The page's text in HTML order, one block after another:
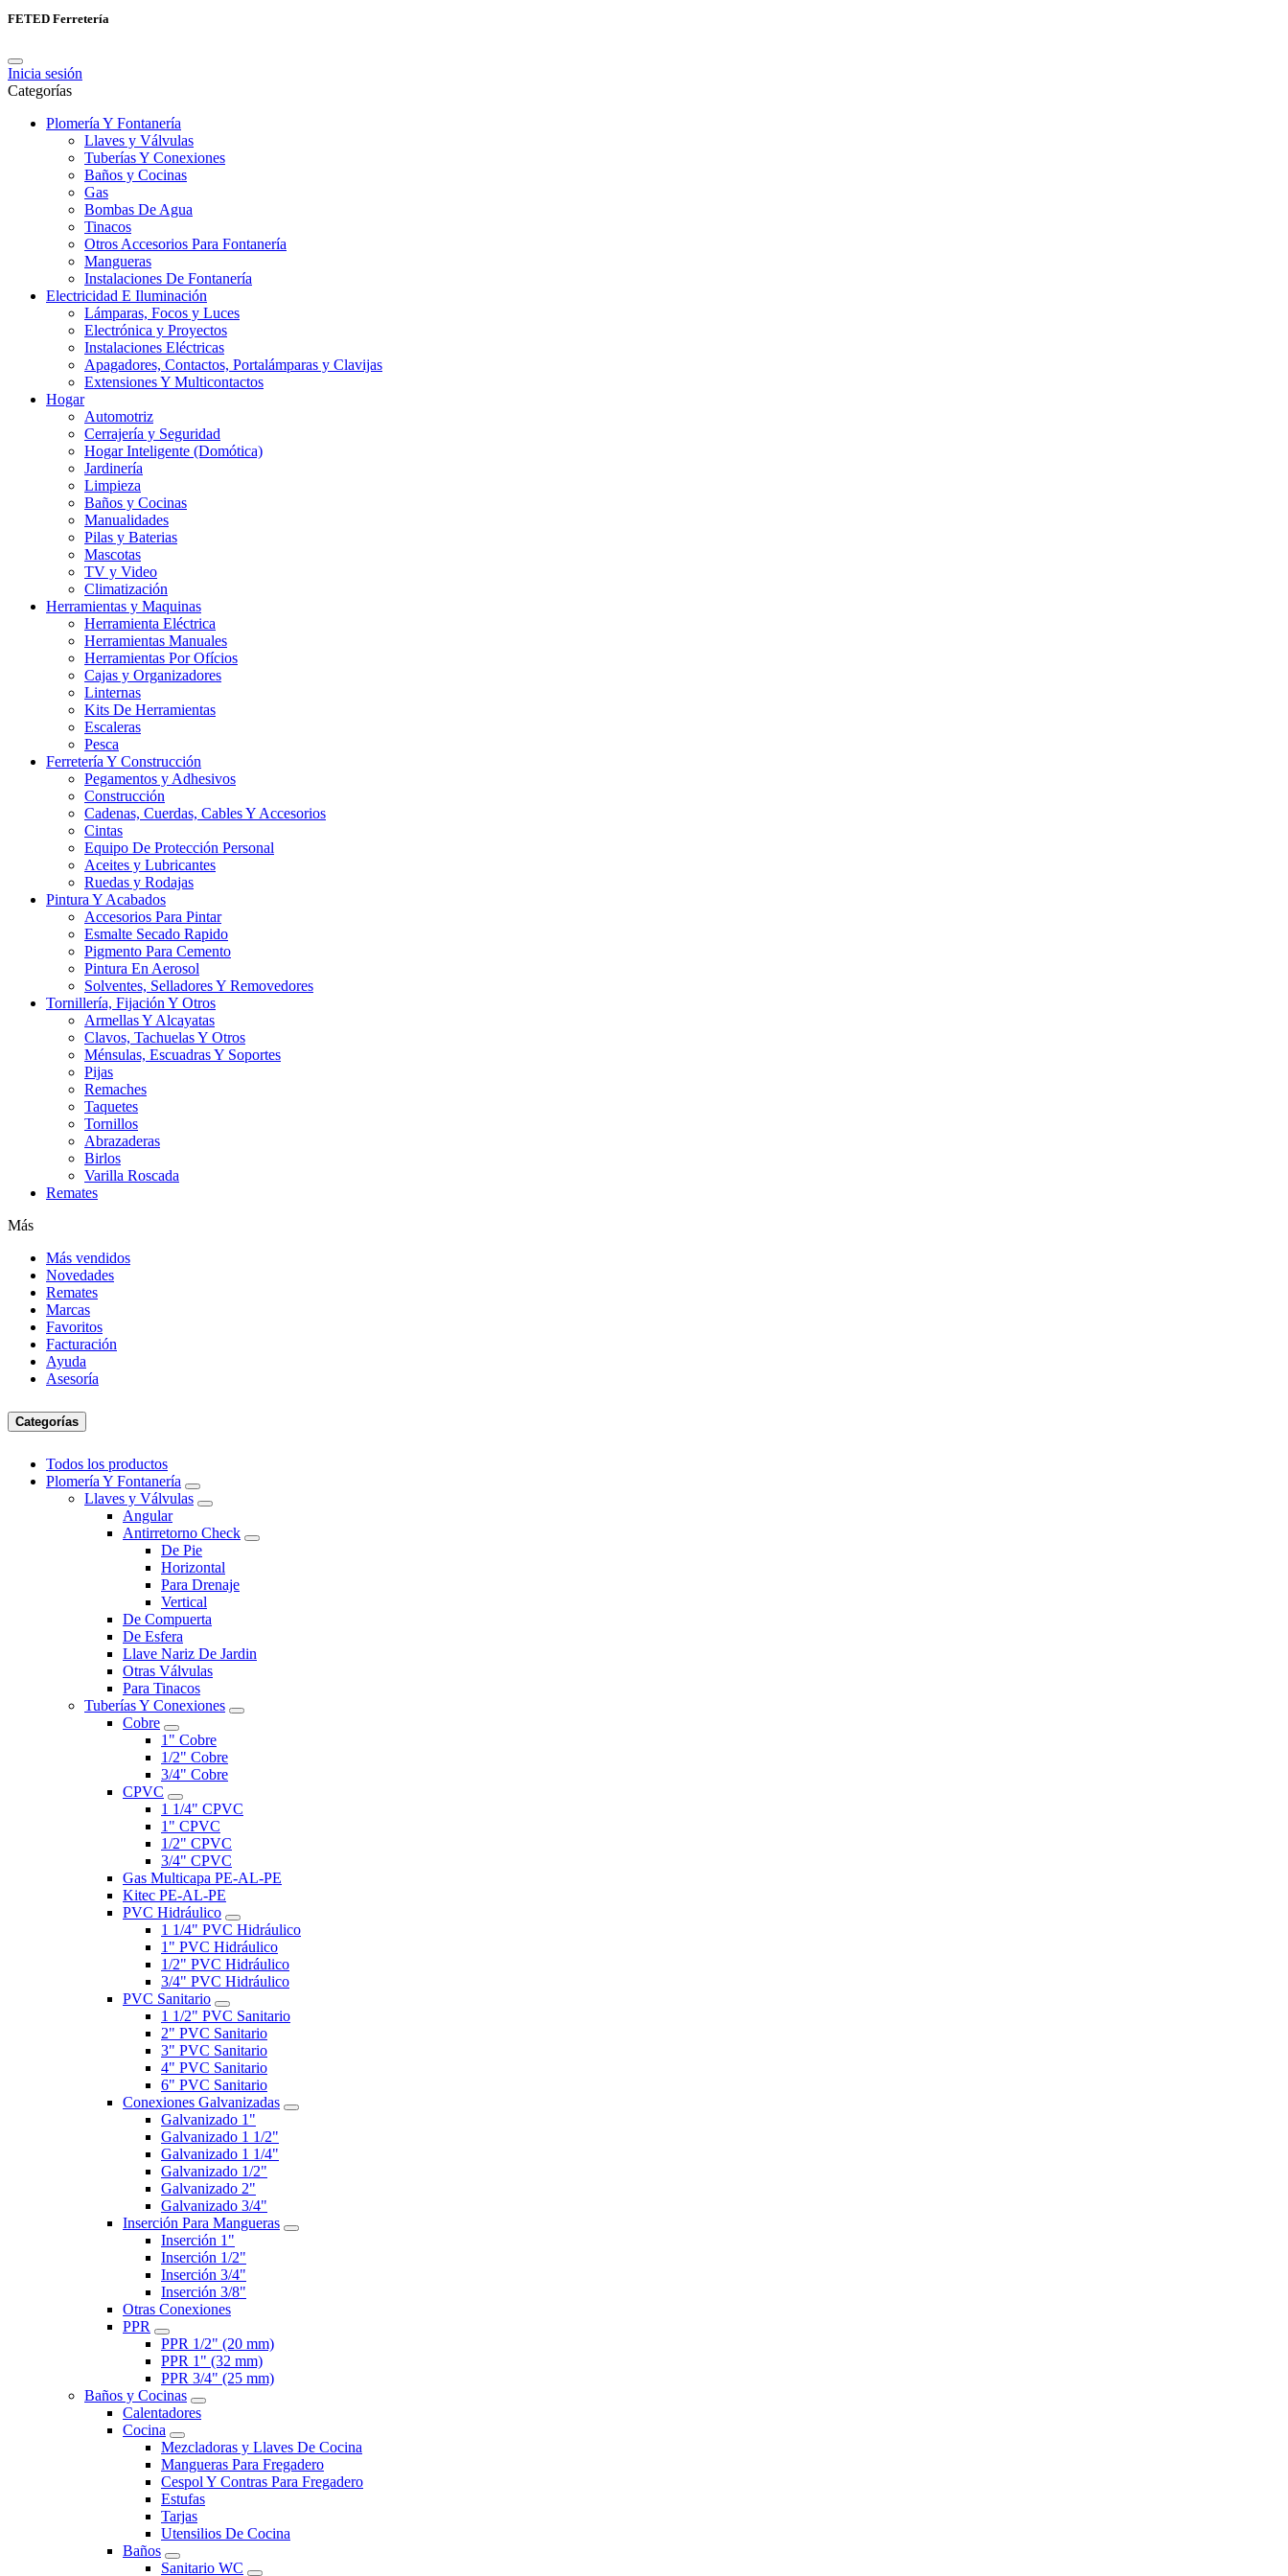
FETED Ferretería
Inicia sesión
Categorías
Plomería Y Fontanería
Llaves y Válvulas
Tuberías Y Conexiones
Baños y Cocinas
Gas
Bombas De Agua
Tinacos
Otros Accesorios Para Fontanería
Mangueras
Instalaciones De Fontanería
Electricidad E Iluminación
Lámparas, Focos y Luces
Electrónica y Proyectos
Instalaciones Eléctricas
Apagadores, Contactos, Portalámparas y Clavijas
Extensiones Y Multicontactos
Hogar
Automotriz
Cerrajería y Seguridad
Hogar Inteligente (Domótica)
Jardinería
Limpieza
Baños y Cocinas
Manualidades
Pilas y Baterias
Mascotas
TV y Video
Climatización
Herramientas y Maquinas
Herramienta Eléctrica
Herramientas Manuales
Herramientas Por Ofícios
Cajas y Organizadores
Linternas
Kits De Herramientas
Escaleras
Pesca
Ferretería Y Construcción
Pegamentos y Adhesivos
Construcción
Cadenas, Cuerdas, Cables Y Accesorios
Cintas
Equipo De Protección Personal
Aceites y Lubricantes
Ruedas y Rodajas
Pintura Y Acabados
Accesorios Para Pintar
Esmalte Secado Rapido
Pigmento Para Cemento
Pintura En Aerosol
Solventes, Selladores Y Removedores
Tornillería, Fijación Y Otros
Armellas Y Alcayatas
Clavos, Tachuelas Y Otros
Ménsulas, Escuadras Y Soportes
Pijas
Remaches
Taquetes
Tornillos
Abrazaderas
Birlos
Varilla Roscada
Remates
Más
Más vendidos
Novedades
Remates
Marcas
Favoritos
Facturación
Ayuda
Asesoría
Categorías
Todos los productos
Plomería Y Fontanería
Llaves y Válvulas
Angular
Antirretorno Check
De Pie
Horizontal
Para Drenaje
Vertical
De Compuerta
De Esfera
Llave Nariz De Jardin
Otras Válvulas
Para Tinacos
Tuberías Y Conexiones
Cobre
1" Cobre
1/2" Cobre
3/4" Cobre
CPVC
1 1/4" CPVC
1" CPVC
1/2" CPVC
3/4" CPVC
Gas Multicapa PE-AL-PE
Kitec PE-AL-PE
PVC Hidráulico
1 1/4" PVC Hidráulico
1" PVC Hidráulico
1/2" PVC Hidráulico
3/4" PVC Hidráulico
PVC Sanitario
1 1/2" PVC Sanitario
2" PVC Sanitario
3" PVC Sanitario
4" PVC Sanitario
6" PVC Sanitario
Conexiones Galvanizadas
Galvanizado 1"
Galvanizado 1 1/2"
Galvanizado 1 1/4"
Galvanizado 1/2"
Galvanizado 2"
Galvanizado 3/4"
Inserción Para Mangueras
Inserción 1"
Inserción 1/2"
Inserción 3/4"
Inserción 3/8"
Otras Conexiones
PPR
PPR 1/2" (20 mm)
PPR 1" (32 mm)
PPR 3/4" (25 mm)
Baños y Cocinas
Calentadores
Cocina
Mezcladoras y Llaves De Cocina
Mangueras Para Fregadero
Cespol Y Contras Para Fregadero
Estufas
Tarjas
Utensilios De Cocina
Baños
Sanitario WC